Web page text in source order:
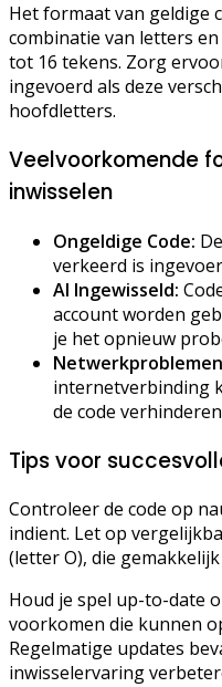
Het formaat van geldige
combinatie van letters
tot 16 tekens. Zorg
ingevoerd als deze
hoofdletters.
Veelvoorkomende
inwisselen
Ongeldige Code:
verkeerd is
Al Ingewisseld:
account worden
je het opnieuw
internetverbinding
de code
Tips voor
Controleer de code op
indient. Let op
(letter O), die
Houd je spel up-to-date
voorkomen die kunnen
Regelmatige updates
inwisselervaring